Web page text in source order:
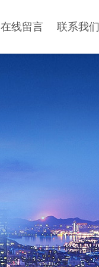
在线留言 联系我们